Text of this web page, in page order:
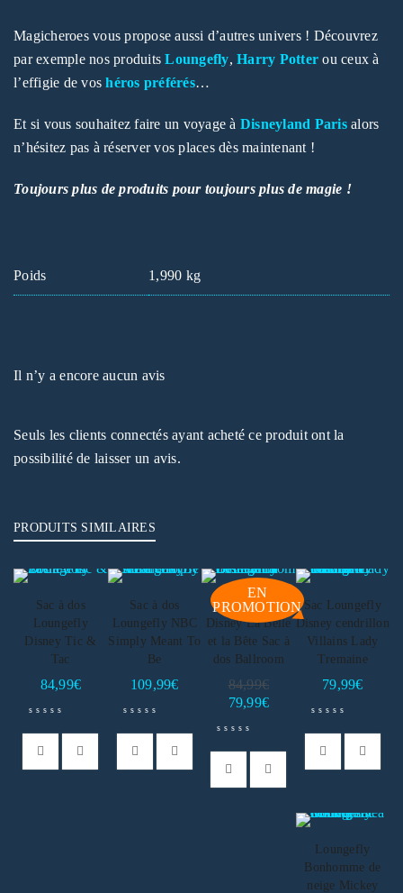
Magicheroes vous propose aussi d’autres univers ! Découvrez
par exemple nos produitsLoungefly, Harry Potter ou ceux à
l’effigie de voshéros préférés…
Et si vous souhaitez faire un voyage à Disneyland Parisalors
n’hésitez pas à réserver vos places dès maintenant !
Toujours plus de produits pour toujours plus de magie !
Poids 1,990 kg
Il n’y a encore aucun avis
Seuls les clients connectés ayant acheté ce produit ont la
possibilité de laisser un avis.
PRODUITS SIMILAIRES
Sac à dos
Loungefly
Disney Tic &
Tac
84,99€
Sac à dos
Loungefly NBC
Simply Meant To
Be
109,99€
EN
PROMOTION
Loungefly
Disney La Belle
et la Bête Sac à
dos Ballroom
84,99€
79,99€
Sac Loungefly
Disney cendrillon
Villains Lady
Tremaine
79,99€
Loungefly
Bonhomme de
neige Mickey